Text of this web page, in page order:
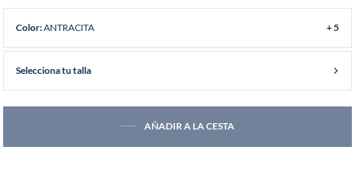
Color:ANTRACITA + 5
Selecciona tu talla
AÑADIR A LA CESTA